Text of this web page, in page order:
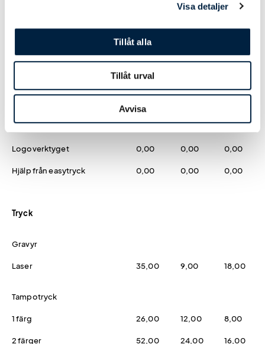
Visa detaljer
Tillåt alla
Tillåt urval
Avvisa
Antal 25 50 100
Designmetod
Logoverktyget 0,00 0,00 0,00
Hjälp från easytryck 0,00 0,00 0,00
Tryck
Gravyr
Laser 35,00 9,00 18,00
Tampotryck
1 färg 26,00 12,00 8,00
2 färger 52,00 24,00 16,00